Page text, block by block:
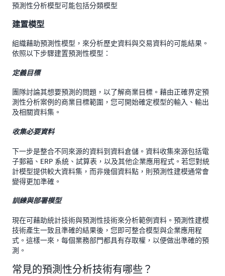
預測性分析模型可能包括分類模型
建置模型
組織藉助預測性模型，來分析歷史資料與交易資料的可能結果。
依照以下步驟建置預測性模型：
定義目標
團隊討論其想要預測的問題，以了解商業目標。藉由正確界定預
測性分析案例的商業目標範圍，您可開始確定模型的輸入、輸出
及相關資料集。
收集必要資料
下一步是整合不同來源的資料到資料倉儲。資料收集來源包括電
子郵箱、ERP 系統、試算表，以及其他企業應用程式。若您對統
計模型提供較大資料集，而非幾個資料點，則預測性建模通常會
變得更加準確。
訓練與部署模型
現在可藉助統計技術與預測性技術來分析範例資料。預測性建模
技術產生一致且準確的結果後，您即可整合模型與企業應用程
式。這樣一來，每個業務部門都具有存取權，以便做出準確的預
測。
常見的預測性分析技術有哪些？